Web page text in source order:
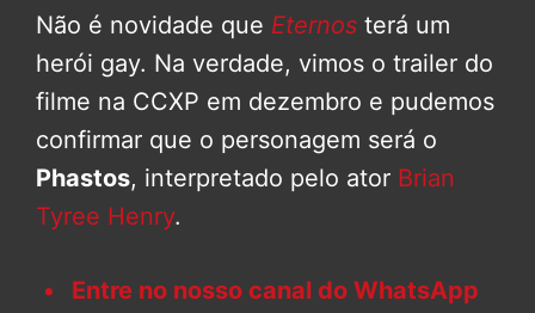
Não é novidade que Eternos terá um
herói gay. Na verdade, vimos o trailer do
filme na CCXP em dezembro e pudemos
confirmar que o personagem será o
Phastos, interpretado pelo ator Brian
Tyree Henry.
Entre no nosso canal do WhatsApp